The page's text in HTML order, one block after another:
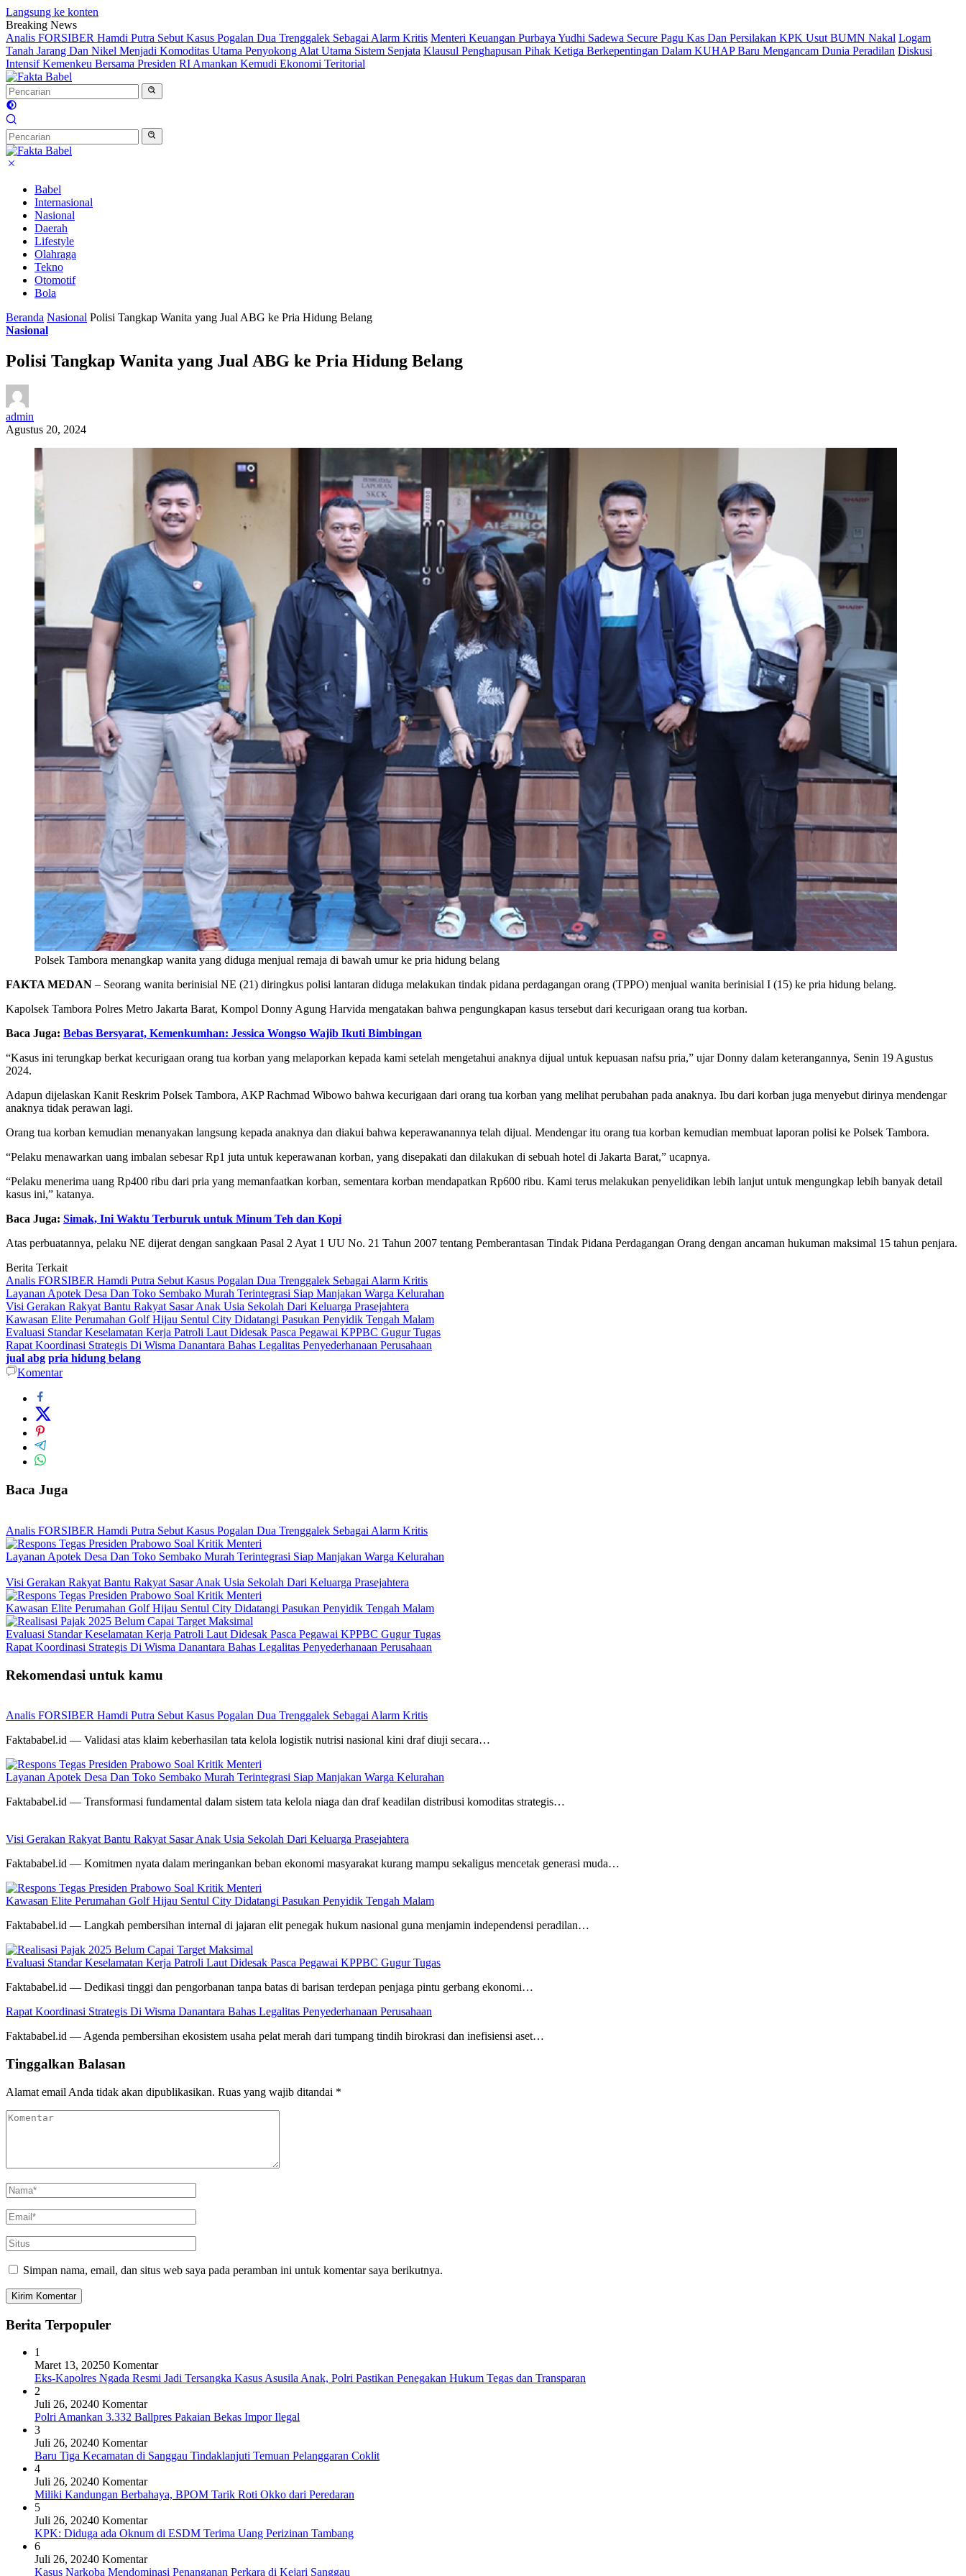
Langsung ke konten
Breaking News
Analis FORSIBER Hamdi Putra Sebut Kasus Pogalan Dua Trenggalek Sebagai Alarm Kritis Menteri Keuangan Purbaya Yudhi Sadewa Secure Pagu Kas Dan Persilakan KPK Usut BUMN Nakal Logam
Tanah Jarang Dan Nikel Menjadi Komoditas Utama Penyokong Alat Utama Sistem Senjata Klausul Penghapusan Pihak Ketiga Berkepentingan Dalam KUHAP Baru Mengancam Dunia Peradilan Diskusi
Intensif Kemenkeu Bersama Presiden RI Amankan Kemudi Ekonomi Teritorial
Babel
Internasional
Nasional
Daerah
Lifestyle
Olahraga
Tekno
Otomotif
Bola
Beranda Nasional Polisi Tangkap Wanita yang Jual ABG ke Pria Hidung Belang
Nasional
Polisi Tangkap Wanita yang Jual ABG ke Pria Hidung Belang
admin
Agustus 20, 2024
Polsek Tambora menangkap wanita yang diduga menjual remaja di bawah umur ke pria hidung belang
FAKTA MEDAN – Seorang wanita berinisial NE (21) diringkus polisi lantaran diduga melakukan tindak pidana perdagangan orang (TPPO) menjual wanita berinisial I (15) ke pria hidung belang.
Kapolsek Tambora Polres Metro Jakarta Barat, Kompol Donny Agung Harvida mengatakan bahwa pengungkapan kasus tersebut dari kecurigaan orang tua korban.
Baca Juga: Bebas Bersyarat, Kemenkumhan: Jessica Wongso Wajib Ikuti Bimbingan
“Kasus ini terungkap berkat kecurigaan orang tua korban yang melaporkan kepada kami setelah mengetahui anaknya dijual untuk kepuasan nafsu pria,” ujar Donny dalam keterangannya, Senin 19 Agustus
2024.
Adapun dijelaskan Kanit Reskrim Polsek Tambora, AKP Rachmad Wibowo bahwa kecurigaan dari orang tua korban yang melihat perubahan pada anaknya. Ibu dari korban juga menyebut dirinya mendengar
anaknya tidak perawan lagi.
Orang tua korban kemudian menanyakan langsung kepada anaknya dan diakui bahwa keperawanannya telah dijual. Mendengar itu orang tua korban kemudian membuat laporan polisi ke Polsek Tambora.
“Pelaku menawarkan uang imbalan sebesar Rp1 juta untuk keperawanan korban, yang disepakati dan dilakukan di sebuah hotel di Jakarta Barat,” ucapnya.
“Pelaku menerima uang Rp400 ribu dari pria yang memanfaatkan korban, sementara korban mendapatkan Rp600 ribu. Kami terus melakukan penyelidikan lebih lanjut untuk mengungkap lebih banyak detail
kasus ini,” katanya.
Baca Juga: Simak, Ini Waktu Terburuk untuk Minum Teh dan Kopi
Atas perbuatannya, pelaku NE dijerat dengan sangkaan Pasal 2 Ayat 1 UU No. 21 Tahun 2007 tentang Pemberantasan Tindak Pidana Perdagangan Orang dengan ancaman hukuman maksimal 15 tahun penjara.
Berita Terkait
Analis FORSIBER Hamdi Putra Sebut Kasus Pogalan Dua Trenggalek Sebagai Alarm Kritis
Layanan Apotek Desa Dan Toko Sembako Murah Terintegrasi Siap Manjakan Warga Kelurahan
Visi Gerakan Rakyat Bantu Rakyat Sasar Anak Usia Sekolah Dari Keluarga Prasejahtera
Kawasan Elite Perumahan Golf Hijau Sentul City Didatangi Pasukan Penyidik Tengah Malam
Evaluasi Standar Keselamatan Kerja Patroli Laut Didesak Pasca Pegawai KPPBC Gugur Tugas
Rapat Koordinasi Strategis Di Wisma Danantara Bahas Legalitas Penyederhanaan Perusahaan
jual abg pria hidung belang
Komentar
Baca Juga
Analis FORSIBER Hamdi Putra Sebut Kasus Pogalan Dua Trenggalek Sebagai Alarm Kritis
Layanan Apotek Desa Dan Toko Sembako Murah Terintegrasi Siap Manjakan Warga Kelurahan
Visi Gerakan Rakyat Bantu Rakyat Sasar Anak Usia Sekolah Dari Keluarga Prasejahtera
Kawasan Elite Perumahan Golf Hijau Sentul City Didatangi Pasukan Penyidik Tengah Malam
Evaluasi Standar Keselamatan Kerja Patroli Laut Didesak Pasca Pegawai KPPBC Gugur Tugas
Rapat Koordinasi Strategis Di Wisma Danantara Bahas Legalitas Penyederhanaan Perusahaan
Rekomendasi untuk kamu
Analis FORSIBER Hamdi Putra Sebut Kasus Pogalan Dua Trenggalek Sebagai Alarm Kritis
Faktababel.id — Validasi atas klaim keberhasilan tata kelola logistik nutrisi nasional kini draf diuji secara…
Layanan Apotek Desa Dan Toko Sembako Murah Terintegrasi Siap Manjakan Warga Kelurahan
Faktababel.id — Transformasi fundamental dalam sistem tata kelola niaga dan draf keadilan distribusi komoditas strategis…
Visi Gerakan Rakyat Bantu Rakyat Sasar Anak Usia Sekolah Dari Keluarga Prasejahtera
Faktababel.id — Komitmen nyata dalam meringankan beban ekonomi masyarakat kurang mampu sekaligus mencetak generasi muda…
Kawasan Elite Perumahan Golf Hijau Sentul City Didatangi Pasukan Penyidik Tengah Malam
Faktababel.id — Langkah pembersihan internal di jajaran elit penegak hukum nasional guna menjamin independensi peradilan…
Evaluasi Standar Keselamatan Kerja Patroli Laut Didesak Pasca Pegawai KPPBC Gugur Tugas
Faktababel.id — Dedikasi tinggi dan pengorbanan tanpa batas di barisan terdepan penjaga pintu gerbang ekonomi…
Rapat Koordinasi Strategis Di Wisma Danantara Bahas Legalitas Penyederhanaan Perusahaan
Faktababel.id — Agenda pembersihan ekosistem usaha pelat merah dari tumpang tindih birokrasi dan inefisiensi aset…
Tinggalkan Balasan
Alamat email Anda tidak akan dipublikasikan. Ruas yang wajib ditandai *
Simpan nama, email, dan situs web saya pada peramban ini untuk komentar saya berikutnya.
Berita Terpopuler
1
Maret 13, 20250 Komentar
Eks-Kapolres Ngada Resmi Jadi Tersangka Kasus Asusila Anak, Polri Pastikan Penegakan Hukum Tegas dan Transparan
2
Juli 26, 20240 Komentar
Polri Amankan 3.332 Ballpres Pakaian Bekas Impor Ilegal
3
Juli 26, 20240 Komentar
Baru Tiga Kecamatan di Sanggau Tindaklanjuti Temuan Pelanggaran Coklit
4
Juli 26, 20240 Komentar
Miliki Kandungan Berbahaya, BPOM Tarik Roti Okko dari Peredaran
5
Juli 26, 20240 Komentar
KPK: Diduga ada Oknum di ESDM Terima Uang Perizinan Tambang
6
Juli 26, 20240 Komentar
Kasus Narkoba Mendominasi Penanganan Perkara di Kejari Sanggau